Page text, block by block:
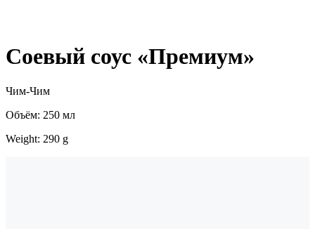
Соевый соус «Премиум»
Чим-Чим
Объём: 250 мл
Weight: 290 g